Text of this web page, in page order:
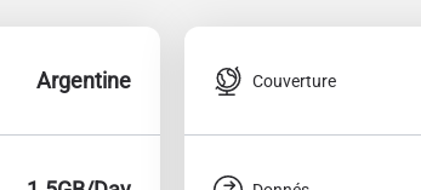
Argentine Couverture